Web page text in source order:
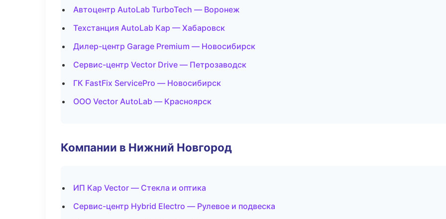
Автоцентр AutoLab TurboTech — Воронеж
Техстанция AutoLab Кар — Хабаровск
Дилер-центр Garage Premium — Новосибирск
Сервис-центр Vector Drive — Петрозаводск
ГК FastFix ServicePro — Новосибирск
ООО Vector AutoLab — Красноярск
Компании в Нижний Новгород
ИП Кар Vector — Стекла и оптика
Сервис-центр Hybrid Electro — Рулевое и подвеска